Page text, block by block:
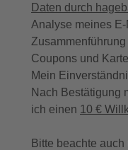
Daten durch
Analyse meines
Coupons und
Mein
Nach Bestätigung
ich einen 10 €
Bitte beachte auch